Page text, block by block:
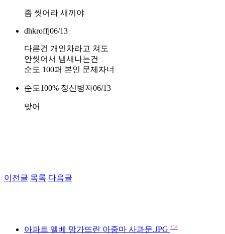
좀 씻어라 새끼야
dhkroffj06/13
다른건 개인차라고 쳐도
안씻어서 냄새나는건
순도 100퍼 본인 문제자너
순도100% 정신병자06/13
맞어
이전글 목록 다음글
아파트 엘베 망가뜨린 아줌마 사과문.JPG +14